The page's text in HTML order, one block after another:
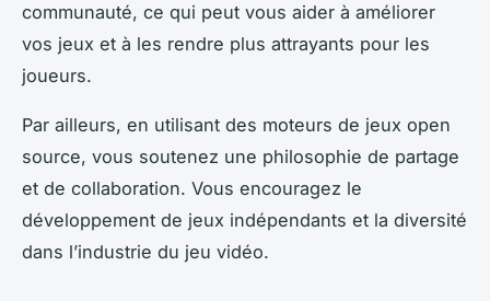
communauté, ce qui peut vous aider à améliorer
vos jeux et à les rendre plus attrayants pour les
joueurs.
Par ailleurs, en utilisant des moteurs de jeux open
source, vous soutenez une philosophie de partage
et de collaboration. Vous encouragez le
développement de jeux indépendants et la diversité
dans l’industrie du jeu vidéo.